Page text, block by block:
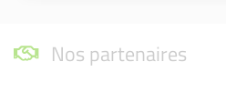
Nos partenaires